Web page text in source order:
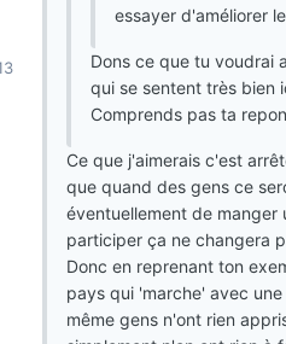
essayer d'améliorer
Dons ce que tu voudrai
qui se sentent très bien
Comprends pas ta
Ce que j'aimerais c'est
que quand des gens ce
éventuellement de manger
participer ça ne changera
Donc en reprenant ton
pays qui 'marche' avec
même gens n'ont rien